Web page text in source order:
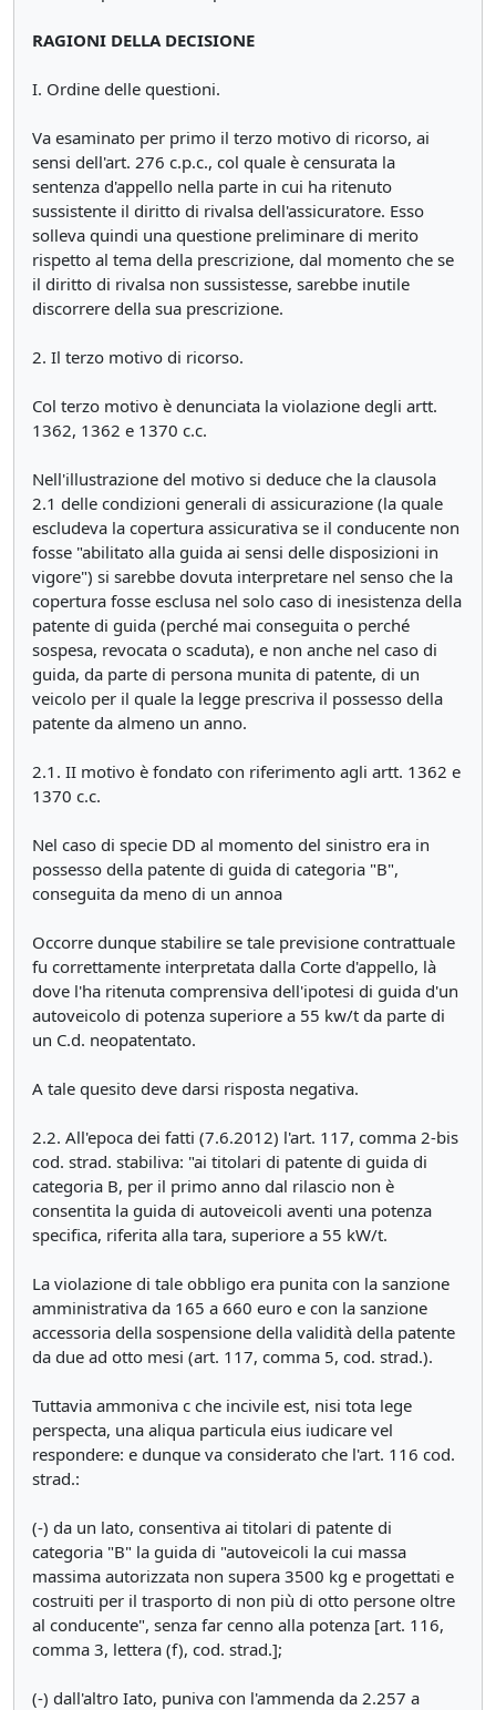
RAGIONI DELLA DECISIONE
I. Ordine delle questioni.
Va esaminato per primo il terzo motivo di ricorso, ai
sensi dell'art. 276 c.p.c., col quale è censurata la
sentenza d'appello nella parte in cui ha ritenuto
sussistente il diritto di rivalsa dell'assicuratore. Esso
solleva quindi una questione preliminare di merito
rispetto al tema della prescrizione, dal momento che se
il diritto di rivalsa non sussistesse, sarebbe inutile
discorrere della sua prescrizione.
2. Il terzo motivo di ricorso.
Col terzo motivo è denunciata la violazione degli artt.
1362, 1362 e 1370 c.c.
Nell'illustrazione del motivo si deduce che la clausola
2.1 delle condizioni generali di assicurazione (la quale
escludeva la copertura assicurativa se il conducente non
fosse "abilitato alla guida ai sensi delle disposizioni in
vigore") si sarebbe dovuta interpretare nel senso che la
copertura fosse esclusa nel solo caso di inesistenza della
patente di guida (perché mai conseguita o perché
sospesa, revocata o scaduta), e non anche nel caso di
guida, da parte di persona munita di patente, di un
veicolo per il quale la legge prescriva il possesso della
patente da almeno un anno.
2.1. II motivo è fondato con riferimento agli artt. 1362 e
1370 c.c.
Nel caso di specie DD al momento del sinistro era in
possesso della patente di guida di categoria "B",
conseguita da meno di un annoa
Occorre dunque stabilire se tale previsione contrattuale
fu correttamente interpretata dalla Corte d'appello, là
dove l'ha ritenuta comprensiva dell'ipotesi di guida d'un
autoveicolo di potenza superiore a 55 kw/t da parte di
un C.d. neopatentato.
A tale quesito deve darsi risposta negativa.
2.2. All'epoca dei fatti (7.6.2012) l'art. 117, comma 2-bis
cod. strad. stabiliva: "ai titolari di patente di guida di
categoria B, per il primo anno dal rilascio non è
consentita la guida di autoveicoli aventi una potenza
specifica, riferita alla tara, superiore a 55 kW/t.
La violazione di tale obbligo era punita con la sanzione
amministrativa da 165 a 660 euro e con la sanzione
accessoria della sospensione della validità della patente
da due ad otto mesi (art. 117, comma 5, cod. strad.).
Tuttavia ammoniva c che incivile est, nisi tota lege
perspecta, una aliqua particula eius iudicare vel
respondere: e dunque va considerato che l'art. 116 cod.
strad.:
(-) da un lato, consentiva ai titolari di patente di
categoria "B" la guida di "autoveicoli la cui massa
massima autorizzata non supera 3500 kg e progettati e
costruiti per il trasporto di non più di otto persone oltre
al conducente", senza far cenno alla potenza [art. 116,
comma 3, lettera (f), cod. strad.];
(-) dall'altro Iato, puniva con l'ammenda da 2.257 a